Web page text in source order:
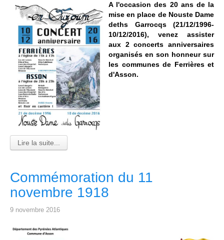
A l'occasion des 20 ans de la
mise en place de Nouste Dame
deths Garrocqs (21/12/1996-
10/12/2016), venez assister
aux 2 concerts anniversaires
organisés en son honneur sur
les communes de Ferrières et
d'Asson.
Lire la suite...
Commémoration du 11
novembre 1918
9 novembre 2016